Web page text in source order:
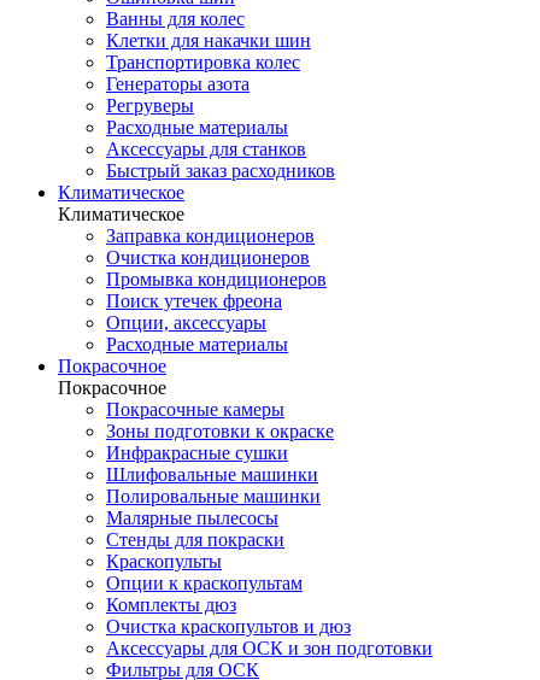
Ванны для колес
Клетки для накачки шин
Транспортировка колес
Генераторы азота
Регруверы
Расходные материалы
Аксессуары для станков
Быстрый заказ расходников
Климатическое
Климатическое
Заправка кондиционеров
Очистка кондиционеров
Промывка кондиционеров
Поиск утечек фреона
Опции, аксессуары
Расходные материалы
Покрасочное
Покрасочное
Покрасочные камеры
Зоны подготовки к окраске
Инфракрасные сушки
Шлифовальные машинки
Полировальные машинки
Малярные пылесосы
Стенды для покраски
Краскопульты
Опции к краскопультам
Комплекты дюз
Очистка краскопультов и дюз
Аксессуары для ОСК и зон подготовки
Фильтры для ОСК